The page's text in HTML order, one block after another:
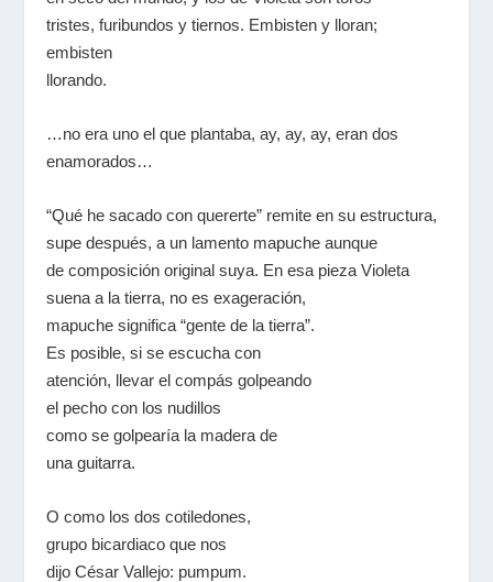
tristes, furibundos y tiernos. Embisten y lloran;
embisten
llorando.
…no era uno el que plantaba, ay, ay, ay, eran dos
enamorados…
“Qué he sacado con quererte” remite en su estructura,
supe después, a un lamento mapuche aunque
de composición original suya. En esa pieza Violeta
suena a la tierra, no es exageración,
mapuche significa “gente de la tierra”.
Es posible, si se escucha con
atención, llevar el compás golpeando
el pecho con los nudillos
como se golpearía la madera de
una guitarra.
O como los dos cotiledones,
grupo bicardiaco que nos
dijo César Vallejo: pumpum.